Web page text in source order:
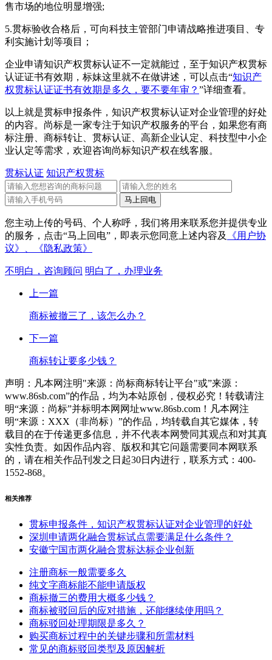
售市场的地位明显增强;
5.贯标验收合格后，可向科技主管部门申请战略推进项目、专
利实施计划等项目；
企业申请知识产权贯标认证不一定就能过，至于知识产权贯标
认证证书有效期，标妹这里就不在做讲述，可以点击“知识产
权贯标认证证书有效期是多久，要不要年审？ ”详细查看。
以上就是贯标申报条件，知识产权贯标认证对企业管理的好处
的内容。尚标是一家专注于知识产权服务的平台，如果您有商
标注册、商标转让、贯标认证、高新企业认定、科技型中小企
业认定等需求，欢迎咨询尚标知识产权在线客服。
贯标认证 知识产权贯标
您主动上传的号码、个人称呼，我们将用来联系您并提供专业
的服务，点击“马上回电”，即表示您同意上述内容及
《用户协
议》、
《隐私政策》
不明白，咨询顾问 明白了，办理业务
上一篇
商标被撤三了，该怎么办？
下一篇
商标转让要多少钱？
声明：凡本网注明"来源：尚标商标转让平台"或”来源：
www.86sb.com”的作品，均为本站原创，侵权必究！转载请注
明“来源：尚标”并标明本网网址www.86sb.com！凡本网注
明“来源：XXX（非尚标）”的作品，均转载自其它媒体，转
载目的在于传递更多信息，并不代表本网赞同其观点和对其真
实性负责。如因作品内容、版权和其它问题需要同本网联系
的，请在相关作品刊发之日起30日内进行，联系方式：400-
1552-868。
相关推荐
贯标申报条件，知识产权贯标认证对企业管理的好处
深圳申请两化融合贯标试点需要满足什么条件？
安徽宁国市两化融合贯标达标企业创新
注册商标一般需要多久
纯文字商标能不能申请版权
商标撤三的费用大概多少钱？
商标被驳回后的应对措施，还能继续使用吗？
商标驳回处理期限是多久？
购买商标过程中的关键步骤和所需材料
常见的商标驳回类型及原因解析